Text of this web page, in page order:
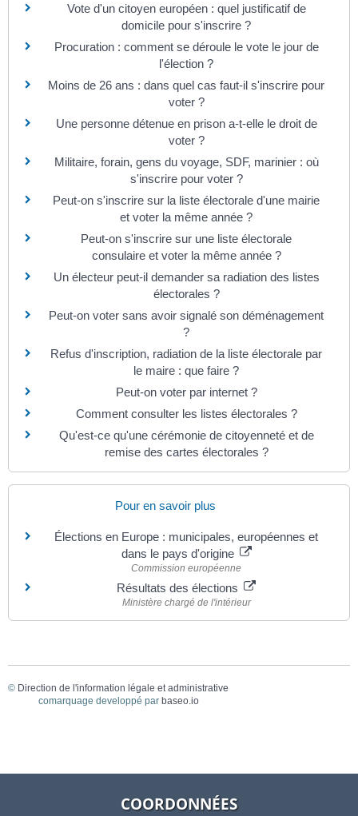
Vote d'un citoyen européen : quel justificatif de
domicile pour s'inscrire ?
Procuration : comment se déroule le vote le jour de
l'élection ?
Moins de 26 ans : dans quel cas faut-il s'inscrire pour
voter ?
Une personne détenue en prison a-t-elle le droit de
voter ?
Militaire, forain, gens du voyage, SDF, marinier : où
s'inscrire pour voter ?
Peut-on s'inscrire sur la liste électorale d'une mairie
et voter la même année ?
Peut-on s'inscrire sur une liste électorale
consulaire et voter la même année ?
Un électeur peut-il demander sa radiation des listes
électorales ?
Peut-on voter sans avoir signalé son déménagement
?
Refus d'inscription, radiation de la liste électorale par
le maire : que faire ?
Peut-on voter par internet ?
Comment consulter les listes électorales ?
Qu'est-ce qu'une cérémonie de citoyenneté et de
remise des cartes électorales ?
Pour en savoir plus
Élections en Europe : municipales, européennes et
dans le pays d'origine
Commission européenne
Résultats des élections
Ministère chargé de l'intérieur
© Direction de l'information légale et administrative
comarquage developpé par baseo.io
COORDONNÉES